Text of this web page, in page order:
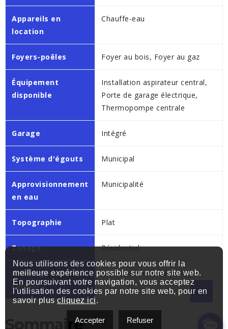
Appareils en
location
Chauffe-eau
Foyers-poêles Foyer au bois, Foyer au gaz
Équipement
disponible
Installation aspirateur central,
Porte de garage électrique,
Thermopompe centrale
Garage Intégré
Système d'égouts Municipal
Approvisionnement
en eau
Municipalité
Topographie Plat
Zonage Résidentiel
Aménagement du
terrain
Terrain/cour bordé de haies
Sommaire
Nous utilisons des cookies pour vous offrir la
meilleure expérience possible sur notre site web.
En poursuivant votre navigation, vous acceptez
l'utilisation des cookies par notre site web, pour en
savoir plus cliquez ici.
Accepter Refuser